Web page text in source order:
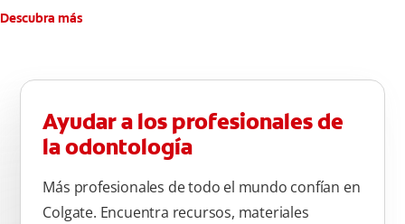
Descubra más
Ayudar a los profesionales de
la odontología
Más profesionales de todo el mundo confían en
Colgate. Encuentra recursos, materiales